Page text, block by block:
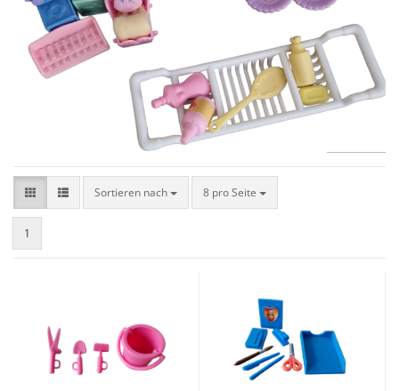
Sortieren nach 8 pro Seite
1